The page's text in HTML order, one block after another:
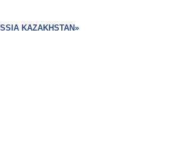
KAZAKHSTAN»